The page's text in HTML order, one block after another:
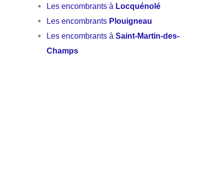
Les encombrants à Locquénolé
Les encombrants Plouigneau
Les encombrants àSaint-Martin-des-
Champs